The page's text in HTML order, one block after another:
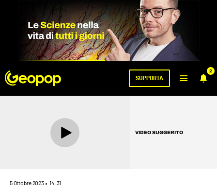
2
SUPPORTA
VIDEO SUGGERITO
5 Ottobre 2023 14:31